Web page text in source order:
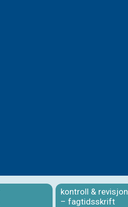
kontroll & revisjon
– fagtidsskrift